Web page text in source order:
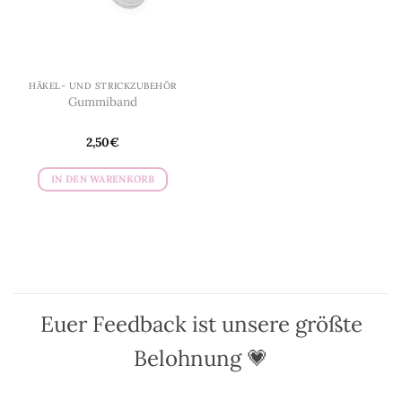
HÄKEL- UND STRICKZUBEHÖR
Gummiband
2,50€
IN DEN WARENKORB
Euer Feedback ist unsere größte
Belohnung 💗